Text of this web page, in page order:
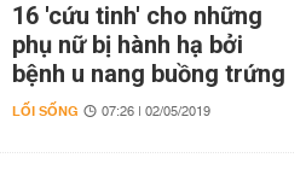
16 'cứu tinh' cho những
phụ nữ bị hành hạ bởi
bệnh u nang buồng trứng
LỐI SỐNG 07:26 | 02/05/2019